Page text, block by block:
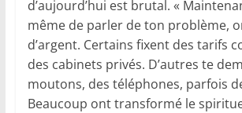
d’aujourd’hui est brutal. «
même de parler de ton problème,
d’argent. Certains fixent des tarifs
des cabinets privés. D’autres te
moutons, des téléphones, parfois
Beaucoup ont transformé le